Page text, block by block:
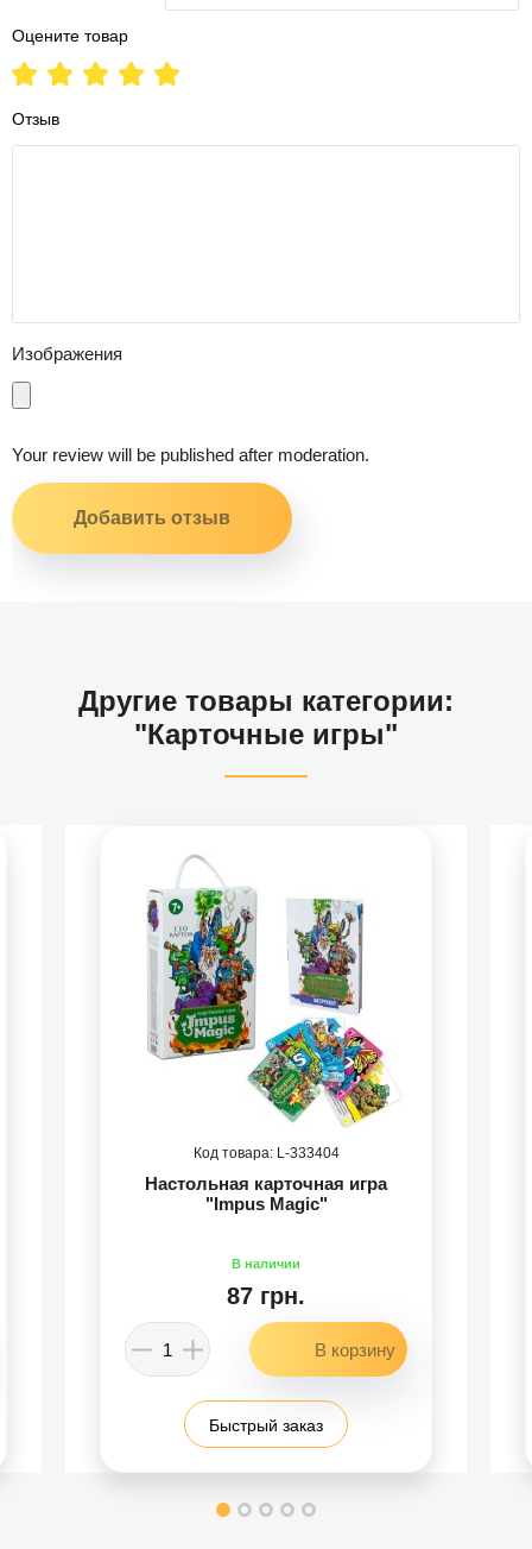
Оцените товар
Отзыв
Изображения
Your review will be published after moderation.
Другие товары категории:
"Карточные игры"
333404
Настольная карточная игра
"Impus Magic"
87 грн.
Быстрый заказ